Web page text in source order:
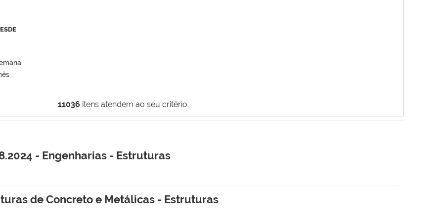
11036 itens atendem ao seu critério.
- Engenharias - Estruturas
de Concreto e Metálicas - Estruturas